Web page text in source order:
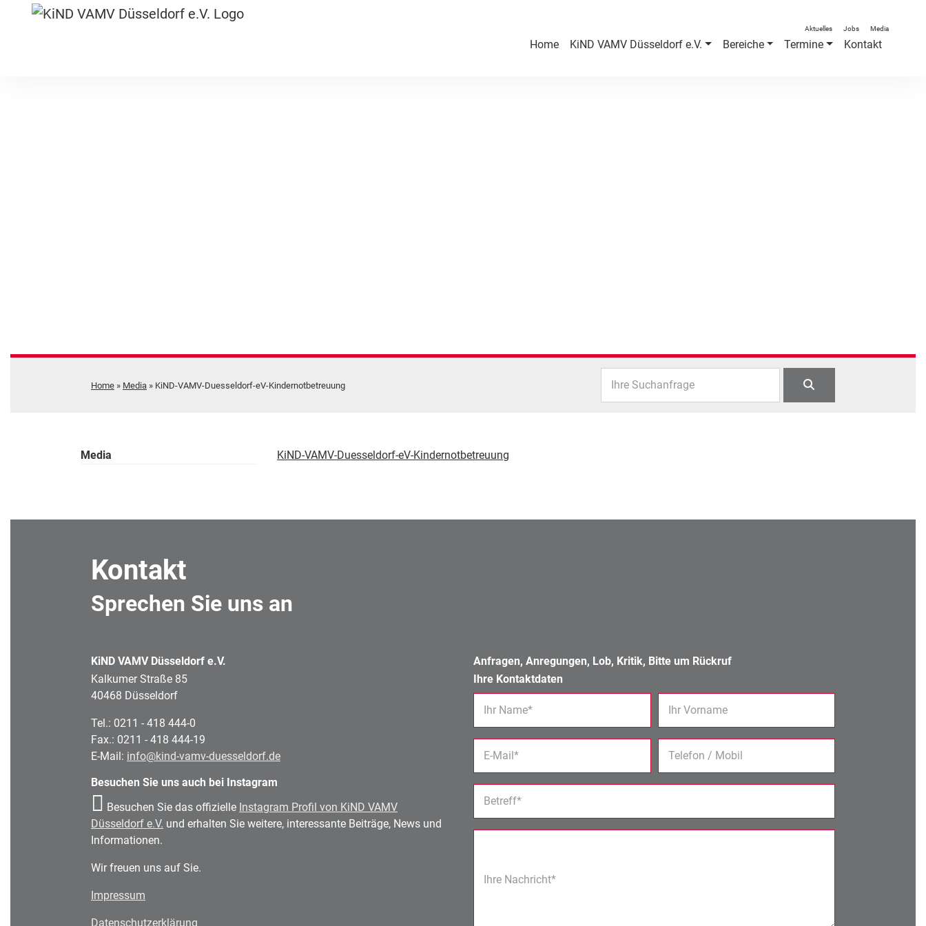
Home » Media » KiND-VAMV-Duesseldorf-eV-Kindernotbetreuung Ihre Suchanfrage
Media KiND-VAMV-Duesseldorf-eV-Kindernotbetreuung
Kontakt
Sprechen Sie uns an
KiND VAMV Düsseldorf e.V.
Kalkumer Straße 85
40468 Düsseldorf
Tel.: 0211 - 418 444-0
Fax.: 0211 - 418 444-19
E-Mail: info@kind-vamv-duesseldorf.de
Besuchen Sie uns auch bei Instagram
Besuchen Sie das offizielle Instagram Profil von KiND VAMV
Düsseldorf e.V. und erhalten Sie weitere, interessante Beiträge, News und
Informationen.
Wir freuen uns auf Sie.
Impressum
Datenschutzerklärung
Anfragen, Anregungen, Lob, Kritik, Bitte um Rückruf
Ihre Kontaktdaten
Ihr Name* Ihr Vorname
E-Mail* Telefon / Mobil
Betreff*
Ihre Nachricht*
Aktuelles Jobs Media
Home KiND VAMV Düsseldorf e.V. Bereiche Termine Kontakt